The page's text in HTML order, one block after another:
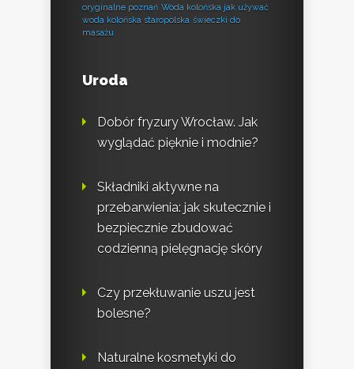
oryginalne poznań Woda kolońska jak używać
woda kolońska staropolska świeczki do
masażu
Uroda
Dobór fryzury Wrocław. Jak
wyglądać pięknie i modnie?
Składniki aktywne na
przebarwienia: jak skutecznie i
bezpiecznie zbudować
codzienną pielęgnację skóry
Czy przekłuwanie uszu jest
bolesne?
Naturalne kosmetyki do